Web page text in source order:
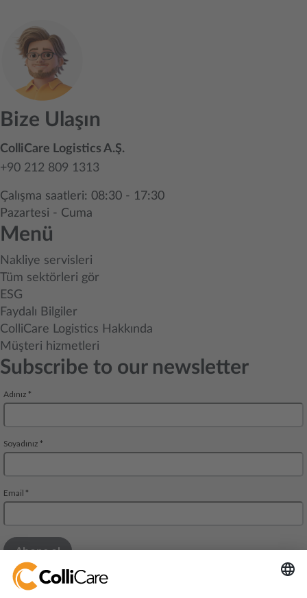
Bize Ulaşın
ColliCare Logistics A.Ş.
+90 212 809 1313
Çalışma saatleri: 08:30 - 17:30
Pazartesi - Cuma
Menü
Nakliye servisleri
Tüm sektörleri gör
ESG
Faydalı Bilgiler
ColliCare Logistics Hakkında
Müşteri hizmetleri
Subscribe to our newsletter